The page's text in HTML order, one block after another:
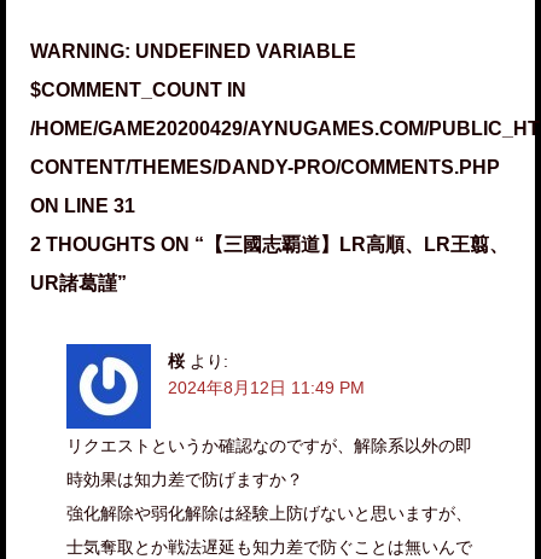
WARNING: UNDEFINED VARIABLE
$COMMENT_COUNT IN
/HOME/GAME20200429/AYNUGAMES.COM/
CONTENT/THEMES/DANDY-PRO/COMMENTS.PHP
ON LINE 31
2 THOUGHTS ON “ 【三國志覇道】LR高順、LR王翦、
UR諸葛謹”
桜 より:
2024年8月12日 11:49 PM
リクエストというか確認なのですが、解除系以外の即
時効果は知力差で防げますか？
強化解除や弱化解除は経験上防げないと思いますが、
士気奪取とか戦法遅延も知力差で防ぐことは無いんで